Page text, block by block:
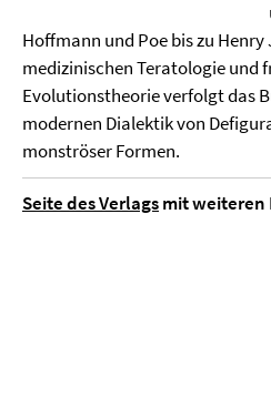
Hoffmann und Poe bis zu Henry
medizinischen Teratologie und
Evolutionstheorie verfolgt das
modernen Dialektik von
monströser Formen.
Seite des Verlagsmit